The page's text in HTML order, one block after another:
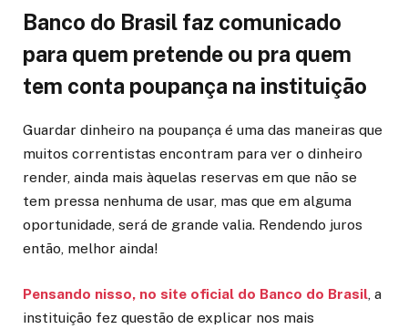
Banco do Brasil faz comunicado
para quem pretende ou pra quem
tem conta poupança na instituição
Guardar dinheiro na poupança é uma das maneiras que
muitos correntistas encontram para ver o dinheiro
render, ainda mais àquelas reservas em que não se
tem pressa nenhuma de usar, mas que em alguma
oportunidade, será de grande valia. Rendendo juros
então, melhor ainda!
Pensando nisso, no site oficial do Banco do Brasil, a
instituição fez questão de explicar nos mais